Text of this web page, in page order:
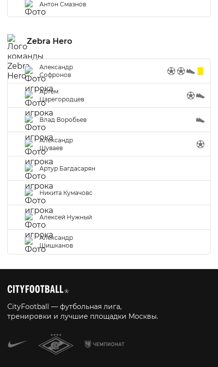
Антон Смазнов
Zebra Hero
Александр
Софронов
Артем
Царегородцев
Влад Воробьев
Александр
Шуваев
Артур Багдасарян
Никита Кумачовс
Алексей Нужный
Александр
Шишканов
CityFootball — футбольная лига,
тренировки и лучшие площадки Москвы.